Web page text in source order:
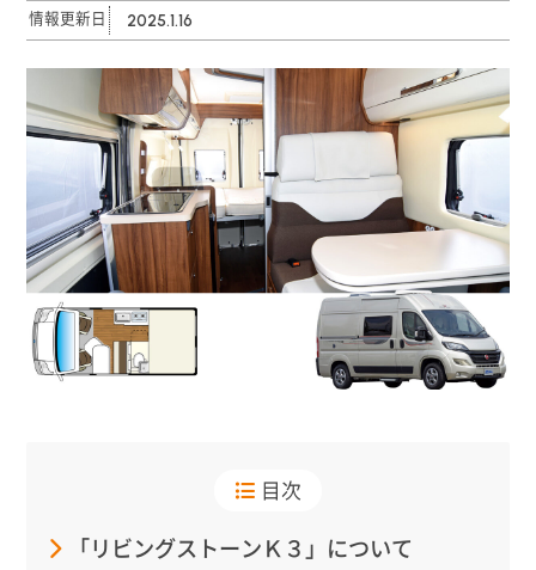
情報更新日 2025.1.16
目次
「リビングストーンＫ３」について